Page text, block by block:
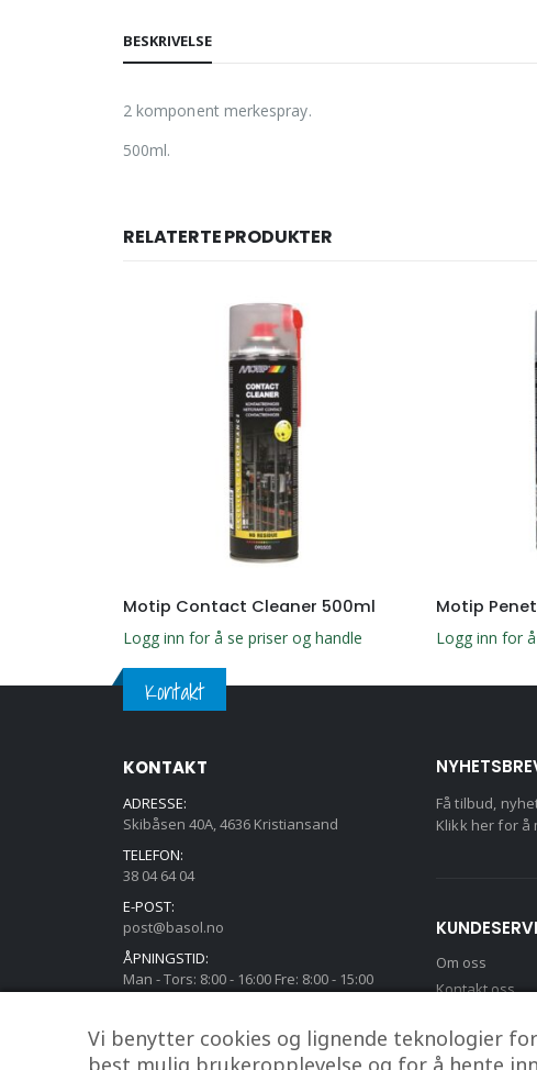
BESKRIVELSE
2 komponent merkespray.
500ml.
RELATERTE PRODUKTER
Motip Contact Cleaner 500ml
Logg inn for å se priser og handle
Motip
Logg inn for
Kontakt
KONTAKT
ADRESSE:
Skibåsen 40A, 4636 Kristiansand
TELEFON:
38 04 64 04
E-POST:
post@basol.no
ÅPNINGSTID:
Man - Tors: 8:00 - 16:00 Fre: 8:00 - 15:00
Få tilbud,
Klikk her for å
Om oss
Kontakt oss
Vi benytter cookies og lignende teknologier
best mulig brukeropplevelse og for å hente